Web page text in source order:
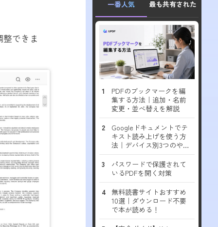
できま
一番人気 最も共有された
PDFのブックマークを編
集する方法｜追加・名前
変更・並べ替えを解説
Googleドキュメントでテ
キスト読み上げを使う方
法｜デバイス別3つのやり
方
パスワードで保護されて
いるPDFを開く対策
無料読書サイトおすすめ
10選｜ダウンロード不要
で本が読める！